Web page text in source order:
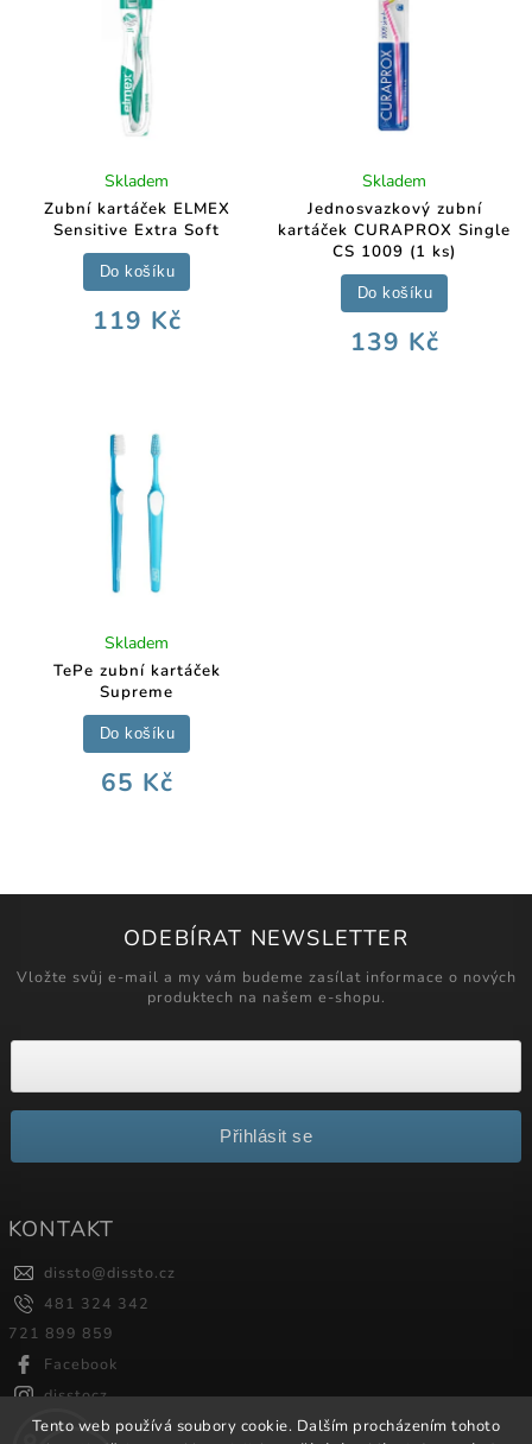
Tento web používá soubory cookie. Dalším procházením tohoto
Zubní kartáček ELMEX
Sensitive Extra Soft
Skladem
119 Kč
Do košíku
Jednosvazkový zubní
kartáček CURAPROX Single
CS 1009 (1 ks)
Skladem
139 Kč
Do košíku
TePe zubní kartáček
Supreme
Skladem
65 Kč
Do košíku
ODEBÍRAT NEWSLETTER
Vložte svůj e-mail a my vám budeme zasílat informace o nových
produktech na našem e-shopu.
Přihlásit se
KONTAKT
dissto@dissto.cz
481 324 342
721 899 859
Facebook
disstocz